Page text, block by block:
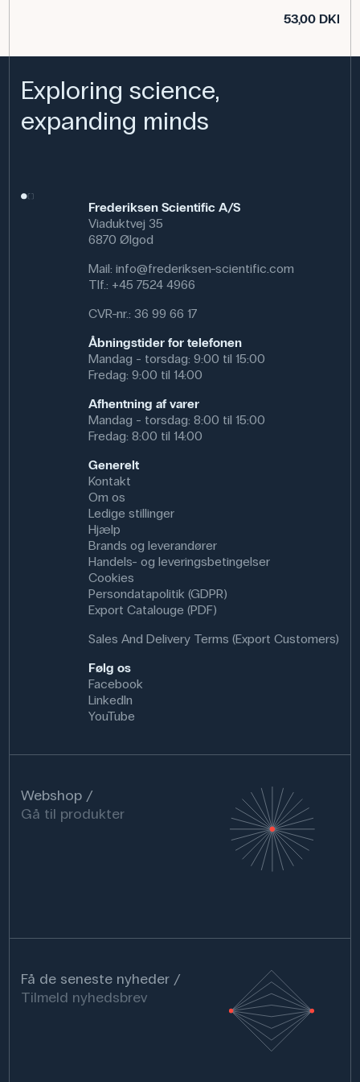
53,00 DKK
Exploring science,
expanding minds
Frederiksen Scientific A/S
Viaduktvej 35
6870 Ølgod
Mail: info@frederiksen-scientific.com
Tlf.: +45 7524 4966
CVR-nr.: 36 99 66 17
Åbningstider for telefonen
Mandag - torsdag: 9:00 til 15:00
Fredag: 9:00 til 14:00
Afhentning af varer
Mandag - torsdag: 8:00 til 15:00
Fredag: 8:00 til 14:00
Generelt
Kontakt
Om os
Ledige stillinger
Hjælp
Brands og leverandører
Handels- og leveringsbetingelser
Cookies
Persondatapolitik (GDPR)
Export Catalouge (PDF)
Sales And Delivery Terms (Export Customers)
Følg os
Facebook
LinkedIn
YouTube
Webshop
Gå til produkter
Få de seneste nyheder
Tilmeld nyhedsbrev